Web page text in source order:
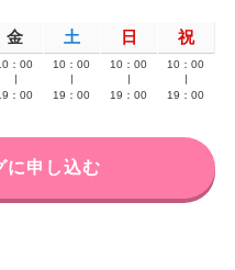
金 土 日 祝
：00
：00
10：00
19：00
10：00
19：00
10：00
19：00
に申し込む